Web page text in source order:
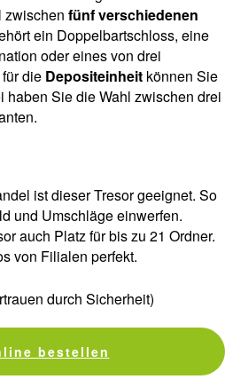
zwischen fünf verschiedenen
ein Doppelbartschloss, eine
oder eines von drei
die Depositeinheit können Sie
Sie die Wahl zwischen drei
ist dieser Tresor geeignet. So
und Umschläge einwerfen.
auch Platz für bis zu 21 Ordner.
von Filialen perfekt.
bestellen